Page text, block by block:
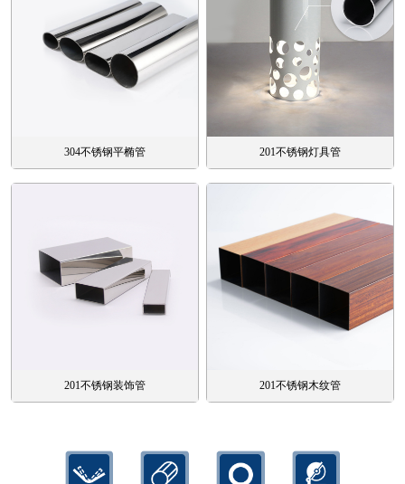
304不锈钢平椭管 201不锈钢灯具管
201不锈钢装饰管 201不锈钢木纹管